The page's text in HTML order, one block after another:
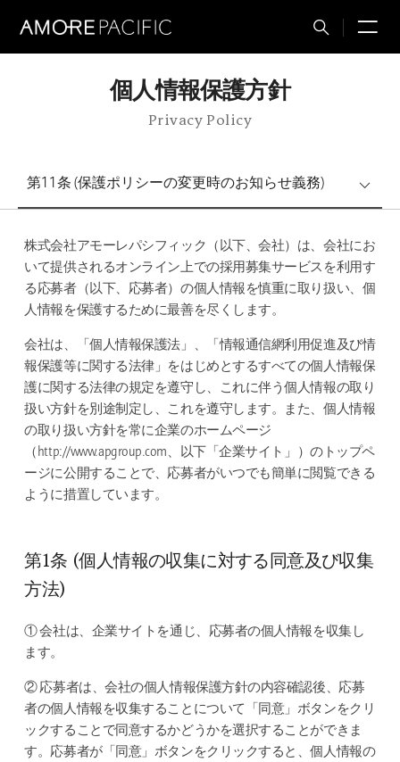
Total
Search
個人情報保護方針
Privacy Policy
第11条 (保護ポリシーの変更時のお知らせ義務)
株式会社アモーレパシフィック（以下、会社）は、会社にお
いて提供されるオンライン上での採用募集サービスを利用す
る応募者（以下、応募者）の個人情報を慎重に取り扱い、個
人情報を保護するために最善を尽くします。
会社は、「個人情報保護法」、「情報通信網利用促進及び情
報保護等に関する法律」をはじめとするすべての個人情報保
護に関する法律の規定を遵守し、これに伴う個人情報の取り
扱い方針を別途制定し、これを遵守します。また、個人情報
の取り扱い方針を常に企業のホームページ
（http://www.apgroup.com、以下「企業サイト」）のトップペ
ージに公開することで、応募者がいつでも簡単に閲覧できる
ように措置しています。
第1条 (個人情報の収集に対する同意及び収集
方法)
① 会社は、企業サイトを通じ、応募者の個人情報を収集し
ます。
② 応募者は、会社の個人情報保護方針の内容確認後、応募
者の個人情報を収集することについて「同意」ボタンをクリ
ックすることで同意するかどうかを選択することができま
す。応募者が「同意」ボタンをクリックすると、個人情報の